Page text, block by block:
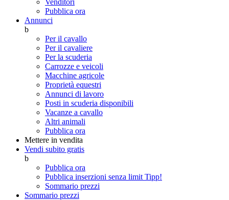
Venditori
Pubblica ora
Annunci
b
Per il cavallo
Per il cavaliere
Per la scuderia
Carrozze e veicoli
Macchine agricole
Proprietà equestri
Annunci di lavoro
Posti in scuderia disponibili
Vacanze a cavallo
Altri animali
Pubblica ora
Mettere in vendita
Vendi subito gratis
b
Pubblica ora
Pubblica inserzioni senza limit Tipp!
Sommario prezzi
Sommario prezzi